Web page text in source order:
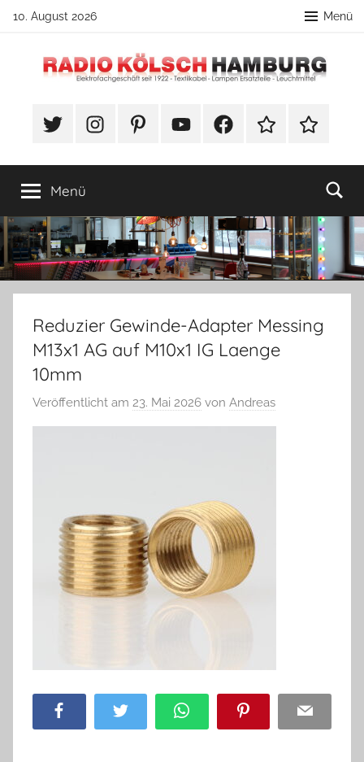
Zum
springen
10. August 2026 Menü
Radio
Hamburg
Lampenbau
#TwitterInstagramPinterestYouTubeFacebookTikTok Webshop
Menü
Reduzier Gewinde-Adapter Messing
M13x1 AG auf M10x1 IG Laenge
10mm
Veröffentlicht am 23. Mai 2026 von Andreas
Facebook Twitter WhatsApp Pinterest Email